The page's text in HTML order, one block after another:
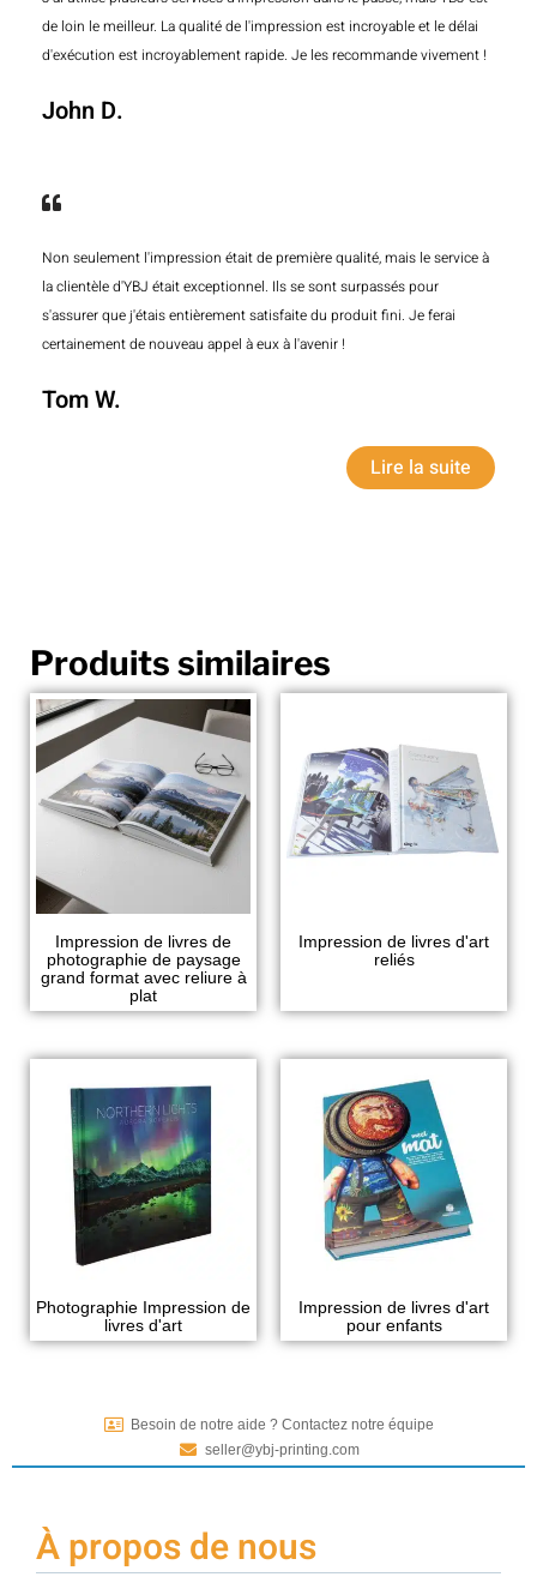
de loin le meilleur. La qualité de l'impression est incroyable et le délai
d'exécution est incroyablement rapide. Je les recommande vivement !
John D.
Non seulement l'impression était de première qualité, mais le service à
la clientèle d'YBJ était exceptionnel. Ils se sont surpassés pour
s'assurer que j'étais entièrement satisfaite du produit fini. Je ferai
certainement de nouveau appel à eux à l'avenir !
Tom W.
Lire la suite
Produits similaires
Impression de livres de
photographie de paysage
grand format avec reliure à
plat
Impression de livres d'art
reliés
Photographie Impression de
livres d'art
Impression de livres d'art
pour enfants
Besoin de notre aide ? Contactez notre équipe
seller@ybj-printing.com
À propos de nous